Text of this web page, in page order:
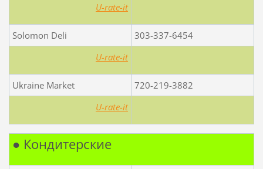
U-rate-it
Solomon Deli
303-337-6454
U-rate-it
Ukraine Market
720-219-3882
U-rate-it
● Кондитерские